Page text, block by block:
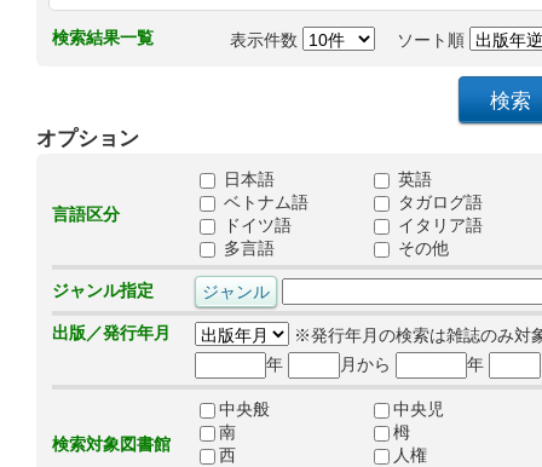
検索結果一覧 表示件数 ソート順
オプション
言語区分
日本語
英語
ベトナム語
タガログ語
ドイツ語
イタリア語
多言語
その他
ジャンル指定
出版／発行年月
※発行年月の検索は雑誌のみ対
年
月から 年
検索対象図書館
中央般
中央児
南
栂
西
人権